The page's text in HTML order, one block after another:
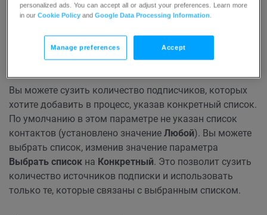
новых контактов, добавленныхпослепубликации
контакты, включите параметр
Включить контакты,
находящиеся в этом списке до начала процесса
Вы можете сузить количество подписчиков, которых
хотите добавить в процесс, указав конкретный список.
По умолчанию в этом параметре не указан список
контактов (установлено значение Любой). Вы можете
выбрать список, изменив значение параметра
Выбрать список на Конкретный. Это позволит сузить
количество источников подписки и использовать
только те, которые связаны с выбранным списком.
personalized ads. You can accept all or adjust your preferences. Learn more
in ourCookie Policy andGoogle Data Processing Information.
Manage preferences Accept